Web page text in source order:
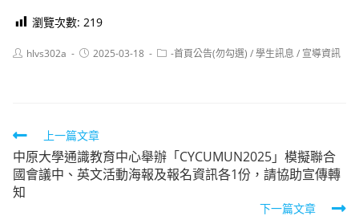
瀏覽次數: 219
Posthlvs302a
Post2025-03-18
Post-首頁公告(勿勾選) /學生訊息 / 宣導資訊
Read
more
articles
上一篇文章
中原大學通識教育中心舉辦「CYCUMUN2025」模擬聯合
國會議中、英文活動海報及報名資訊各1份，請協助宣傳轉
知
下一篇文章